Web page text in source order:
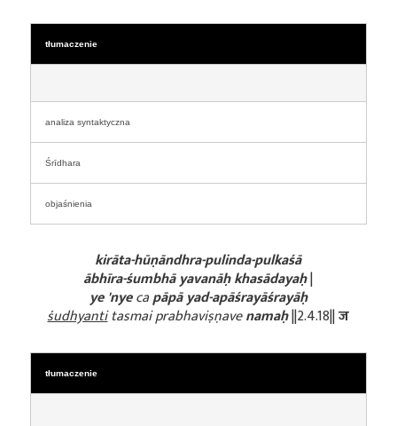
tłumaczenie
analiza syntaktyczna
Śrīdhara
objaśnienia
kirāta-hūṇāndhra-pulinda-pulkaśā
ābhīra-śumbhā yavanāḥ khasādayaḥ|
ye 'nyecapāpā yad-apāśrayāśrayāḥ
śudhyantitasmai prabhaviṣṇavenamaḥ||2.4.18||ज
tłumaczenie